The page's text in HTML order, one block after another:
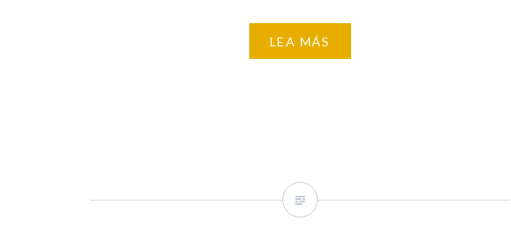
que han podido conocer a nuestros científicos, su líneas de…
LEA MÁS